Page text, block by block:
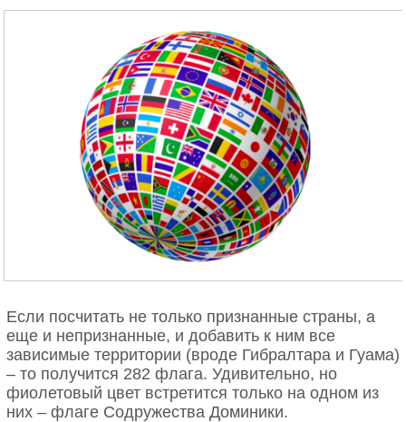
Если посчитать не только признанные страны, а
еще и непризнанные, и добавить к ним все
зависимые территории (вроде Гибралтара и Гуама)
– то получится 282 флага. Удивительно, но
фиолетовый цвет встретится только на одном из
них – флаге Содружества Доминики.